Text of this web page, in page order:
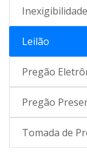
Leilão
Pregão
Pregão
Tomada de